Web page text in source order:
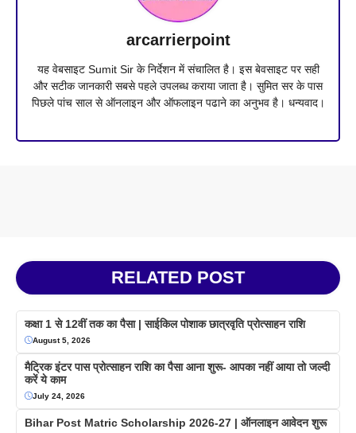
arcarrierpoint
यह वेबसाइट Sumit Sir के निर्देशन में संचालित है। इस बेवसाइट पर सही
और सटीक जानकारी सबसे पहले उपलब्ध कराया जाता है। सुमित सर के पास
पिछले पांच साल से ऑनलाइन और ऑफलाइन पढाने का अनुभव है। धन्यवाद।
RELATED POST
कक्षा 1 से 12वीं तक का पैसा | साईकिल पोशाक छात्रवृति प्रोत्साहन राशि
August 5, 2026
मैट्रिक इंटर पास प्रोत्साहन राशि का पैसा आना शुरू- आपका नहीं आया तो जल्दी
करें ये काम
July 24, 2026
Bihar Post Matric Scholarship 2026-27 | ऑनलाइन आवेदन शुरू